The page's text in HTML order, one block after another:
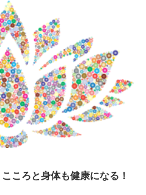
ころと身体も健康になる！